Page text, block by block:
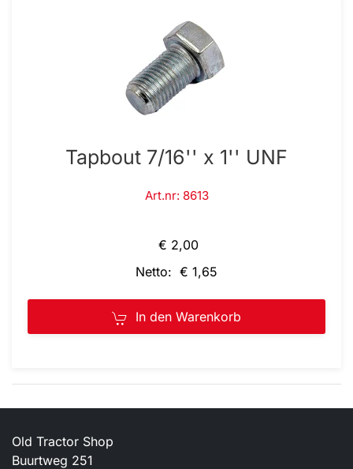
Tapbout 7/16'' x 1'' UNF
Art.nr: 8613
€ 2,00
Netto: € 1,65
In den Warenkorb
Old Tractor Shop
Buurtweg 251